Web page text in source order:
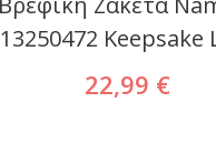
13250472 Keepsake
22,99 €